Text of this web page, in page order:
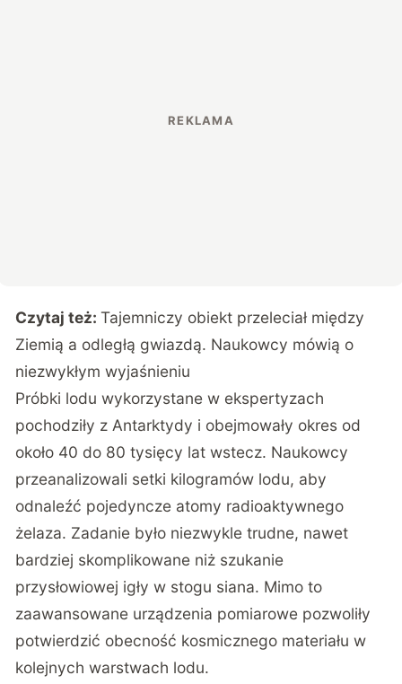
Czytaj też: Tajemniczy obiekt przeleciał między
Ziemią a odległą gwiazdą. Naukowcy mówią o
niezwykłym wyjaśnieniu
Próbki lodu wykorzystane w ekspertyzach
pochodziły z Antarktydy i obejmowały okres od
około 40 do 80 tysięcy lat wstecz. Naukowcy
przeanalizowali setki kilogramów lodu, aby
odnaleźć pojedyncze atomy radioaktywnego
żelaza. Zadanie było niezwykle trudne, nawet
bardziej skomplikowane niż szukanie
przysłowiowej igły w stogu siana. Mimo to
zaawansowane urządzenia pomiarowe pozwoliły
potwierdzić obecność kosmicznego materiału w
kolejnych warstwach lodu.